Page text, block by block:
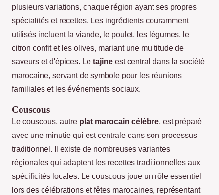
plusieurs variations, chaque région ayant ses propres
spécialités et recettes. Les ingrédients couramment
utilisés incluent la viande, le poulet, les légumes, le
citron confit et les olives, mariant une multitude de
saveurs et d'épices. Le tajine est central dans la société
marocaine, servant de symbole pour les réunions
familiales et les événements sociaux.
Couscous
Le couscous, autre plat marocain célèbre, est préparé
avec une minutie qui est centrale dans son processus
traditionnel. Il existe de nombreuses variantes
régionales qui adaptent les recettes traditionnelles aux
spécificités locales. Le couscous joue un rôle essentiel
lors des célébrations et fêtes marocaines, représentant